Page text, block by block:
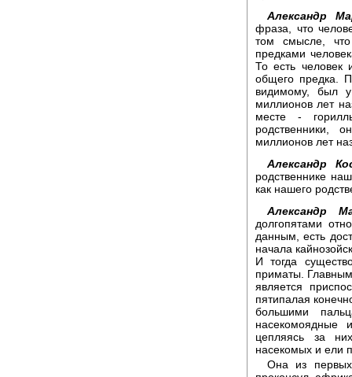
Александр
фраза, что
том смысле,
предками
То есть человек
общего предка.
видимому, был
миллионов лет
месте -
родственники,
миллионов лет
Александр
родственнике
как нашего
Александр
долгопятами
данным, есть
начала
И тогда
приматы.
является
пятипалая
большими
насекомоядные
цепляясь за
насекомых и ели
Она из первых